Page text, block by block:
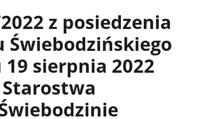
z posiedzenia
sierpnia 2022